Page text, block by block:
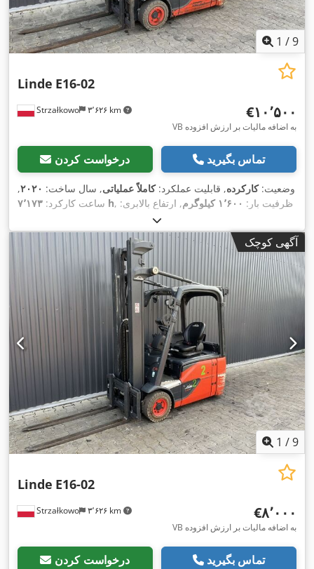
1 /9
Strzałkowo ۳٬۶۲۶ km
Linde E16-02
‎€۱۰٬۵۰۰
VB به اضافه مالیات بر ارزش افزوده
درخواست کردن تماس بگیرید
وضعیت:کارکرده, قابلیت عملکرد:کاملاً عملیاتی, سال ساخت: ۲۰۲۰,
ساعت کارکرد: ۷٬۱۷۳ h , ظرفیت بار: ۱٬۶۰۰ کیلوگرم
, ارتفاع بالابری:
۱٬۸۶۹ میلی‌متر
نوع دکل:تریپلکس, ارتفاع سازه:۲٬۴۷۱ میلی‌متر
, نوع سیستم انتقال
Elektro آگهی کوچک
1 /9
Strzałkowo ۳٬۶۲۶ km
Linde E16-02
‎€۸٬۰۰۰
VB به اضافه مالیات بر ارزش افزوده
درخواست کردن تماس بگیرید